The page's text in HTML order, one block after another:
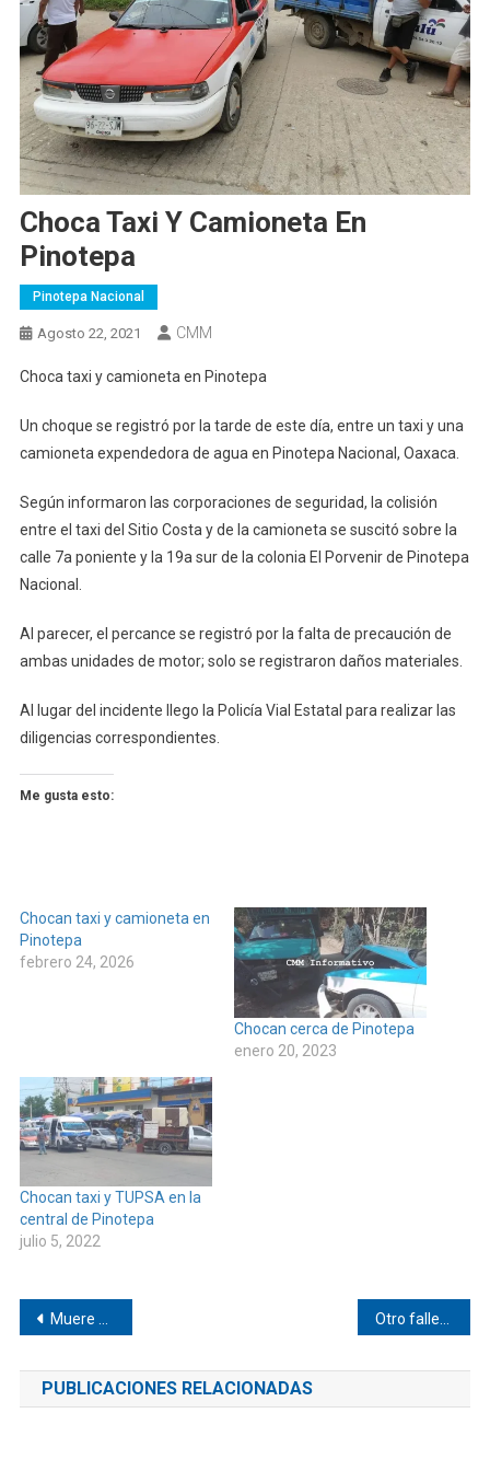
Choca Taxi Y Camioneta En
Pinotepa
Pinotepa Nacional
Agosto 22, 2021 CMM
Choca taxi y camioneta en Pinotepa
Un choque se registró por la tarde de este día, entre un taxi y una
camioneta expendedora de agua en Pinotepa Nacional, Oaxaca.
Según informaron las corporaciones de seguridad, la colisión
entre el taxi del Sitio Costa y de la camioneta se suscitó sobre la
calle 7a poniente y la 19a sur de la colonia El Porvenir de Pinotepa
Nacional.
Al parecer, el percance se registró por la falta de precaución de
ambas unidades de motor; solo se registraron daños materiales.
Al lugar del incidente llego la Policía Vial Estatal para realizar las
diligencias correspondientes.
Me gusta esto:
Chocan taxi y camioneta en
Pinotepa
febrero 24, 2026
Chocan cerca de Pinotepa
enero 20, 2023
Chocan taxi y TUPSA en la
central de Pinotepa
julio 5, 2022
Navegación
de
entradas
Muere periodista en accidente en la carretera 200 Pinotepa Otro fallecimiento por COVID-19 en Pinotepa
PUBLICACIONES RELACIONADAS